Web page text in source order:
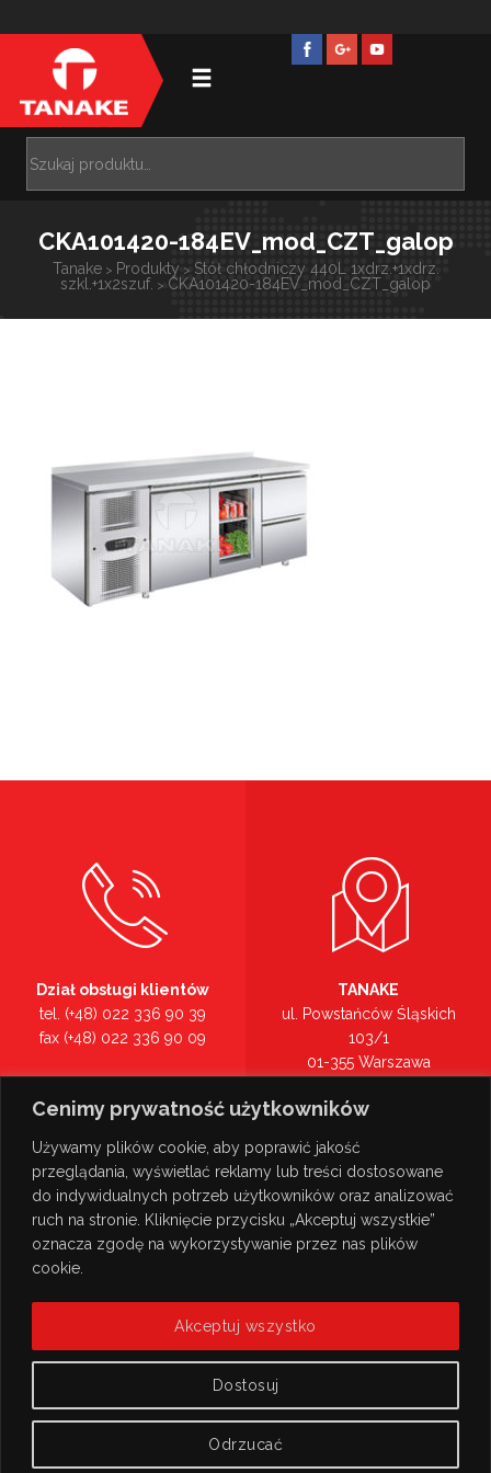
Cenimy prywatność użytkowników
Używamy plików cookie, aby poprawić jakość
przeglądania, wyświetlać reklamy lub treści dostosowane
do indywidualnych potrzeb użytkowników oraz analizować
ruch na stronie. Kliknięcie przycisku „Akceptuj wszystkie”
oznacza zgodę na wykorzystywanie przez nas plików
cookie.
Dostosuj
Odrzucać
Akceptuj wszystko
CKA101420-184EV_mod_CZT_galop
Tanake> Produkty > Stół chłodniczy 440L 1xdrz.+1xdrz.
szkl.+1x2szuf. > CKA101420-184EV_mod_CZT_galop
Dział obsługi klientów
tel. (+48) 022 336 90 39
fax (+48) 022 336 90 09
tel. (+48) 022 336 90 00
TANAKE
ul. Powstańców Śląskich
103/1
01-355 Warszawa
Zobacz na mapie >
© Copyright 2026TANAKE